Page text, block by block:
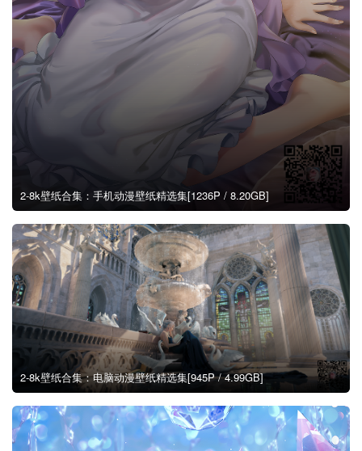
2-8k壁纸合集：手机动漫壁纸精选集[1236P / 8.20GB]
2-8k壁纸合集：电脑动漫壁纸精选集[945P / 4.99GB]